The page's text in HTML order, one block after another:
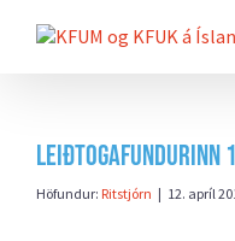
beint
Leiðtogafundurinn
Höfundur: Ritstjórn | 12. apríl